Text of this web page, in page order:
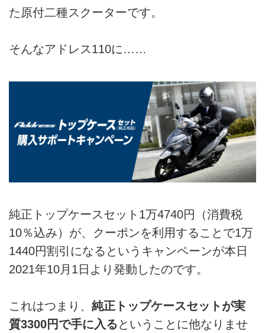
た原付二種スクーターです。
そんなアドレス110に……
純正トップケースセット1万4740円（消費税
10％込み）が、クーポンを利用することで1万
1440円割引になるというキャンペーンが本日
2021年10月1日より発動したのです。
これはつまり、 純正トップケースセットが実
質3300円で手に入る ということに他なりませ